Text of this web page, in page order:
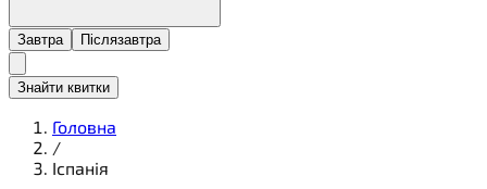
Завтра Післязавтра
Знайти квитки
Головна
/
Іспанія